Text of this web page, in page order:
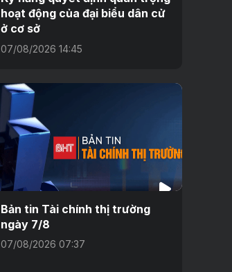
hoạt động của đại biểu dân cử
ở cơ sở
07/08/2026 14:45
Bản tin Tài chính thị trường
ngày 7/8
07/08/2026 07:37